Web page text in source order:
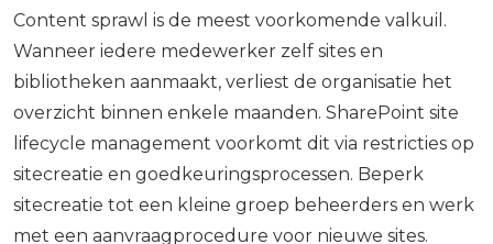
Content sprawl is de meest voorkomende valkuil.
Wanneer iedere medewerker zelf sites en
bibliotheken aanmaakt, verliest de organisatie het
overzicht binnen enkele maanden. SharePoint site
lifecycle management voorkomt dit via restricties op
sitecreatie en goedkeuringsprocessen. Beperk
sitecreatie tot een kleine groep beheerders en werk
met een aanvraagprocedure voor nieuwe sites.